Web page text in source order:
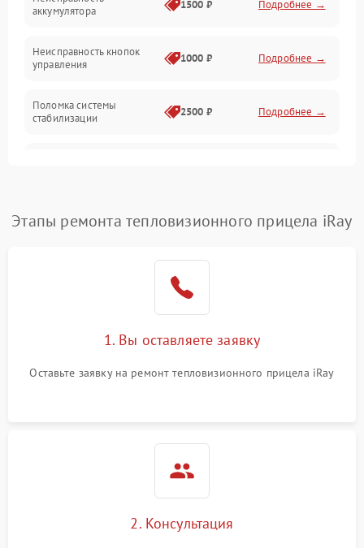
аккумулятора
1500 ₽ Подробнее →
Неисправность кнопок
управления
1000 ₽ Подробнее →
Поломка системы
стабилизации
2500 ₽ Подробнее →
Wi-Fi
1500 ₽ Подробнее →
2000 ₽
1500 ₽
автоматического
1500 ₽ Подробнее →
Этапы ремонта тепловизионного прицела iRay
1. Вы оставляете заявку
Оставьте заявку на ремонт тепловизионного прицела iRay
2. Консультация